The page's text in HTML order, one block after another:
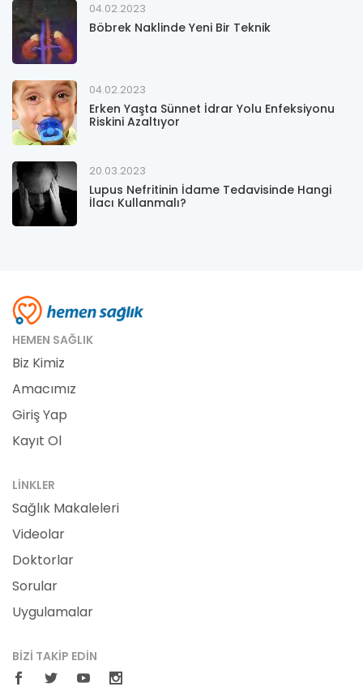
04.02.2023
Böbrek Naklinde Yeni Bir Teknik
04.02.2023
Erken Yaşta Sünnet İdrar Yolu Enfeksiyonu
Riskini Azaltıyor
20.03.2023
Lupus Nefritinin İdame Tedavisinde Hangi
İlacı Kullanmalı?
HEMEN SAĞLIK
Biz Kimiz
Amacımız
Giriş Yap
Kayıt Ol
LINKLER
Sağlık Makaleleri
Videolar
Doktorlar
Sorular
Uygulamalar
BIZI TAKIP EDIN